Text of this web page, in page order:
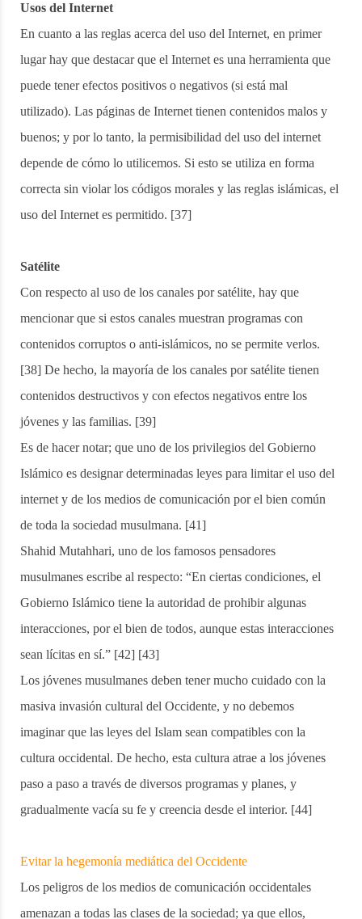
Usos del Internet
En cuanto a las reglas acerca del uso del Internet, en primer
lugar hay que destacar que el Internet es una herramienta que
puede tener efectos positivos o negativos (si está mal
utilizado). Las páginas de Internet tienen contenidos malos y
buenos; y por lo tanto, la permisibilidad del uso del internet
depende de cómo lo utilicemos. Si esto se utiliza en forma
correcta sin violar los códigos morales y las reglas islámicas, el
uso del Internet es permitido. [37]
Satélite
Con respecto al uso de los canales por satélite, hay que
mencionar que si estos canales muestran programas con
contenidos corruptos o anti-islámicos, no se permite verlos.
[38] De hecho, la mayoría de los canales por satélite tienen
contenidos destructivos y con efectos negativos entre los
jóvenes y las familias. [39]
Es de hacer notar; que uno de los privilegios del Gobierno
Islámico es designar determinadas leyes para limitar el uso del
internet y de los medios de comunicación por el bien común
de toda la sociedad musulmana. [41]
Shahid Mutahhari, uno de los famosos pensadores
musulmanes escribe al respecto: “En ciertas condiciones, el
Gobierno Islámico tiene la autoridad de prohibir algunas
interacciones, por el bien de todos, aunque estas interacciones
sean lícitas en sí.” [42] [43]
Los jóvenes musulmanes deben tener mucho cuidado con la
masiva invasión cultural del Occidente, y no debemos
imaginar que las leyes del Islam sean compatibles con la
cultura occidental. De hecho, esta cultura atrae a los jóvenes
paso a paso a través de diversos programas y planes, y
gradualmente vacía su fe y creencia desde el interior. [44]
Evitar la hegemonía mediática del Occidente
Los peligros de los medios de comunicación occidentales
amenazan a todas las clases de la sociedad; ya que ellos,